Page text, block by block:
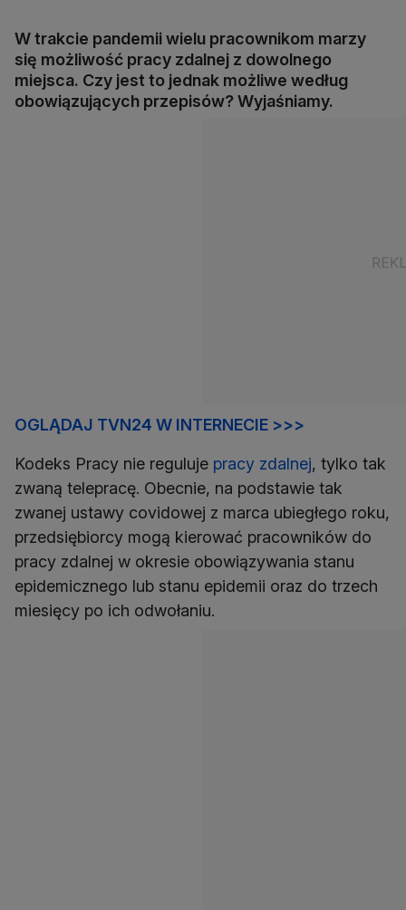
W trakcie pandemii wielu pracownikom marzy
się możliwość pracy zdalnej z dowolnego
miejsca. Czy jest to jednak możliwe według
obowiązujących przepisów? Wyjaśniamy.
OGLĄDAJ TVN24 W INTERNECIE >>>
Kodeks Pracy nie reguluje pracy zdalnej, tylko tak
zwaną telepracę. Obecnie, na podstawie tak
zwanej ustawy covidowej z marca ubiegłego roku,
przedsiębiorcy mogą kierować pracowników do
pracy zdalnej w okresie obowiązywania stanu
epidemicznego lub stanu epidemii oraz do trzech
miesięcy po ich odwołaniu.